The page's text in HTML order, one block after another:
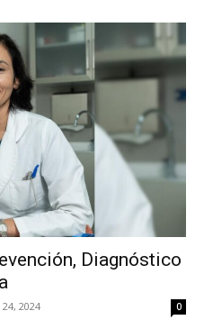
Diagnóstico
2024 0